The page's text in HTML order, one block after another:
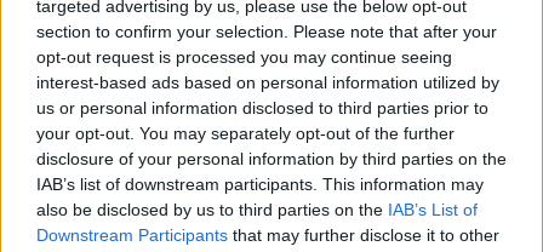
targeted advertising by us, please use the below opt-out
section to confirm your selection. Please note that after your
opt-out request is processed you may continue seeing
interest-based ads based on personal information utilized by
us or personal information disclosed to third parties prior to
your opt-out. You may separately opt-out of the further
disclosure of your personal information by third parties on the
IAB’s list of downstream participants. This information may
also be disclosed by us to third parties on the IAB’s List of
Downstream Participants that may further disclose it to other